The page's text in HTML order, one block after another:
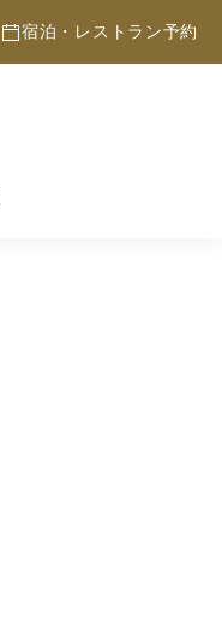
宿泊・レストラン予約